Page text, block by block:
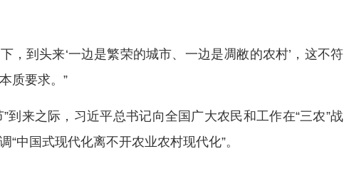
，到头来‘一边是繁荣的城市、一边是凋敝的农村’，这不符
质要求。”
到来之际，习近平总书记向全国广大农民和工作在“三农”战
中国式现代化离不开农业农村现代化”。